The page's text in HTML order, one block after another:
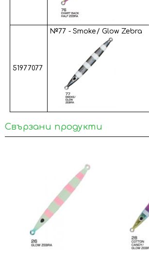
51977077
№77 - Smoke/ Glow Zebra
Свързани продукти